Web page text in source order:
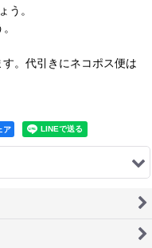
う。
。代引きにネコポス便は
ア